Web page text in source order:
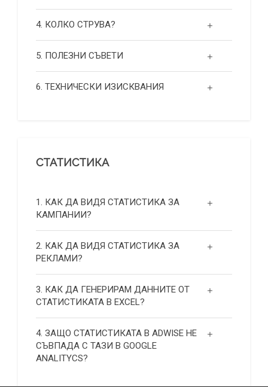
4. КОЛКО СТРУВА?
5. ПОЛЕЗНИ СЪВЕТИ
6. ТЕХНИЧЕСКИ ИЗИСКВАНИЯ
СТАТИСТИКА
1. КАК ДА ВИДЯ СТАТИСТИКА ЗА
КАМПАНИИ?
2. КАК ДА ВИДЯ СТАТИСТИКА ЗА
РЕКЛАМИ?
3. КАК ДА ГЕНЕРИРАМ ДАННИТЕ ОТ
СТАТИСТИКАТА В EXCEL?
4. ЗАЩО СТАТИСТИКАТА В ADWISE НЕ
СЪВПАДА С ТАЗИ В GOOGLE
ANALITYCS?